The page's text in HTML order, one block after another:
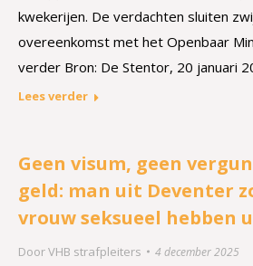
kwekerijen. De verdachten sluiten
overeenkomst met het Openbaar
verder Bron: De Stentor, 20 januari
Lees verder
Geen visum, geen
geld: man uit Deventer
vrouw seksueel hebben
DoorVHB strafpleiters 4 december 2025